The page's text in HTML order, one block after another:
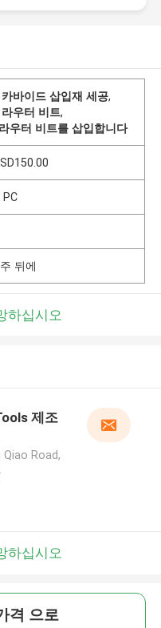
바이드 삽입재 세공,
우터 비트,
우터 비트를 삽입합니다
PC
뒤에
하십시오
제조
Qiao Road,
하십시오
격 으로